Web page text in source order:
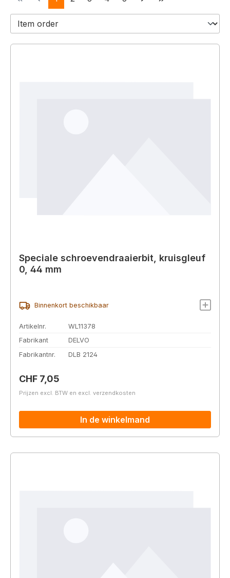
Speciale schroevendraaierbit, kruisgleuf
0, 44 mm
Binnenkort beschikbaar
Artikelnr.
WL11378
Fabrikant
DELVO
Fabrikantnr.
DLB 2124
Normale prijs:
CHF 7,05
Prijzen excl. BTW en excl. verzendkosten
In de winkelmand